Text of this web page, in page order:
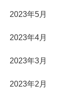
2023年5月
2023年4月
2023年3月
2023年2月